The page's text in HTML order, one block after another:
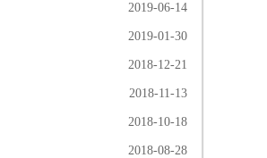
2019-06-14
2019-01-30
2018-12-21
2018-11-13
2018-10-18
2018-08-28